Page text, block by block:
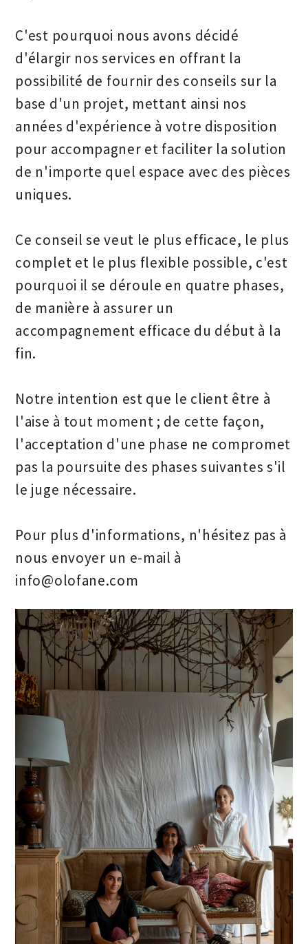
C'est pourquoi nous avons décidé
d'élargir nos services en offrant la
possibilité de fournir des conseils sur la
base d'un projet, mettant ainsi nos
années d'expérience à votre disposition
pour accompagner et faciliter la solution
de n'importe quel espace avec des pièces
uniques.
Ce conseil se veut le plus efficace, le plus
complet et le plus flexible possible, c'est
pourquoi il se déroule en quatre phases,
de manière à assurer un
accompagnement efficace du début à la
fin.
Notre intention est que le client être à
l'aise à tout moment ; de cette façon,
l'acceptation d'une phase ne compromet
pas la poursuite des phases suivantes s'il
le juge nécessaire.
Pour plus d'informations, n'hésitez pas à
nous envoyer un e-mail à
info@olofane.com